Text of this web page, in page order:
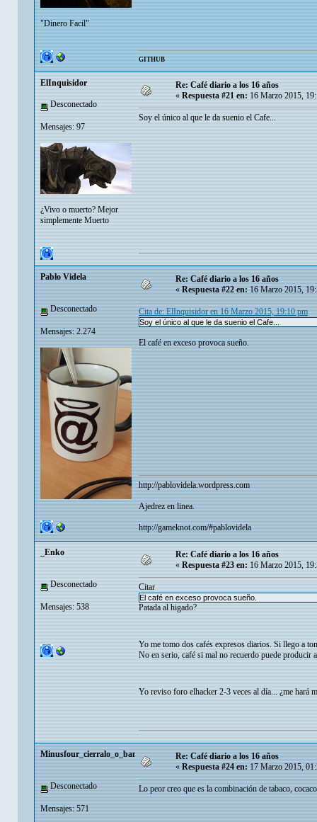
"Dinero Facil"
GITHUB
ElInquisidor
Desconectado
Mensajes: 97
¿Vivo o muerto? Mejor
simplemente Muerto
Re: Café diario a los 16 años
« Respuesta #21 en: 16 Marzo 2015,
Soy el único al que le da suenio el Cafe...
Pablo Videla
Desconectado
Mensajes: 2.274
Re: Café diario a los 16 años
«Respuesta #22 en:16 Marzo 2015,
Cita de: ElInquisidor en 16 Marzo 2015, 19:10 pm
Soy el único al que le da suenio el Cafe...
El café en exceso provoca sueño.
http://pablovidela.wordpress.com
Ajedrez en linea.
http://gameknot.com/#pablovidela
_Enko
Desconectado
Mensajes: 538
Re: Café diario a los 16 años
« Respuesta #23 en: 16 Marzo 2015,
Citar
El café en exceso provoca sueño.
Patada al higado?
Yo me tomo dos cafés expresos diarios. Si llego a
No en serio, café si mal no recuerdo puede producir
Yo reviso foro elhacker 2-3 veces al día... ¿me hará
Minusfour_cierralo_o_baneamefull
Desconectado
Mensajes: 571
Re: Café diario a los 16 años
«Respuesta #24 en:17 Marzo 2015,
Lo peor creo que es la combinación de tabaco,